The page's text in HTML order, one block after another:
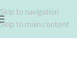
Skip to navigation
Skip to main content